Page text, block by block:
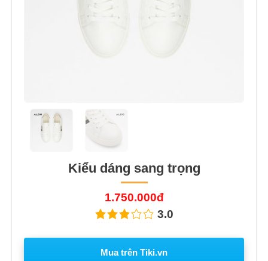
Kiểu dáng sang trọng
1.750.000đ
3.0
Mua trên Tiki.vn